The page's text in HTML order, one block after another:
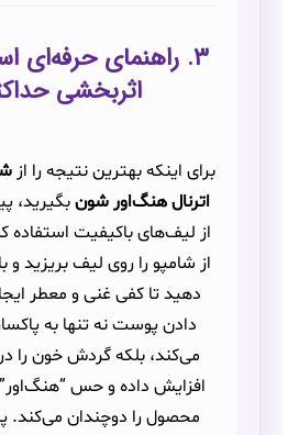
۳. راهنمای حرفه‌ای
اثربخشی
برای اینکه بهترین نتیجه را از
اترنال هنگ‌اور شونبگیرید،
از لیف‌های باکیفیت استفاده
از شامپو را روی لیف بریزید و
دهید تا کفی غنی و معطر
دادن پوست نه تنها به
می‌کند، بلکه گردش خون
افزایش داده و حس
محصول را دوچندان می‌کند.